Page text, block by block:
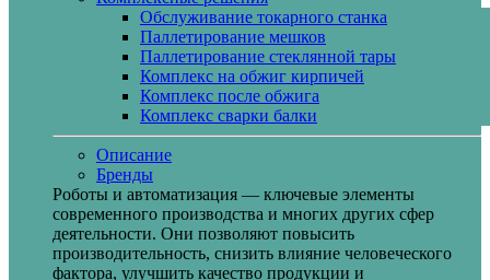
Обслуживание токарного станка
Паллетирование мешков
Паллетирование стеклянной тары
Комплекс на обжиг кирпичей
Комплекс после обжига
Комплекс сварки балки
Описание
Бренды
Роботы и автоматизация — ключевые элементы
современного производства и многих других сфер
деятельности. Они позволяют повысить
производительность, снизить влияние человеческого
фактора, улучшить качество продукции и